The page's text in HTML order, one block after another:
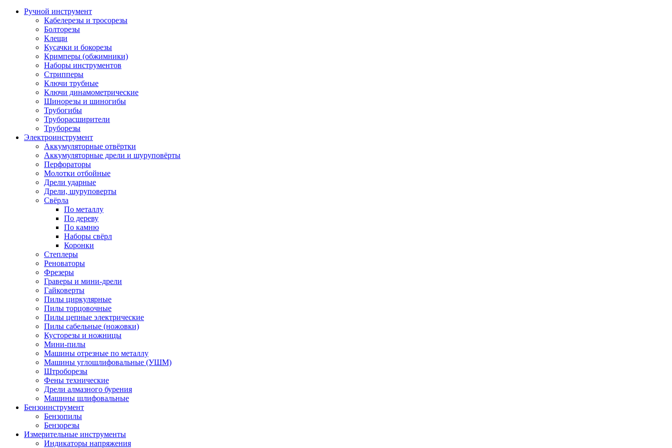
Ручной инструмент
Кабелерезы и тросорезы
Болторезы
Клещи
Кусачки и бокорезы
Кримперы (обжимники)
Наборы инструментов
Стрипперы
Ключи трубные
Ключи динамометрические
Шинорезы и шиногибы
Трубогибы
Труборасширители
Труборезы
Электроинструмент
Аккумуляторные отвёртки
Аккумуляторные дрели и шуруповёрты
Перфораторы
Молотки отбойные
Дрели ударные
Дрели, шуруповерты
Свёрла
По металлу
По дереву
По камню
Наборы свёрл
Коронки
Степлеры
Реноваторы
Фрезеры
Граверы и мини-дрели
Гайковерты
Пилы циркулярные
Пилы торцовочные
Пилы цепные электрические
Пилы сабельные (ножовки)
Кусторезы и ножницы
Мини-пилы
Машины отрезные по металлу
Машины углошлифовальные (УШМ)
Штроборезы
Фены технические
Дрели алмазного бурения
Машины шлифовальные
Бензоинструмент
Бензопилы
Бензорезы
Измерительные инструменты
Индикаторы напряжения